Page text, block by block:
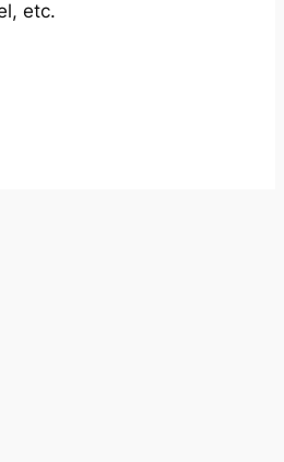
etc.